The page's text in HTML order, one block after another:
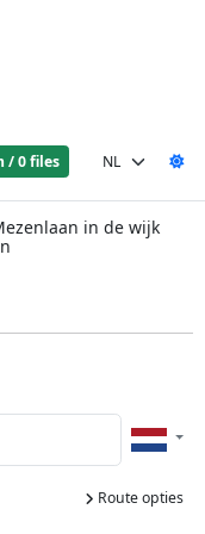
/ 0 files
in de wijk
Route opties